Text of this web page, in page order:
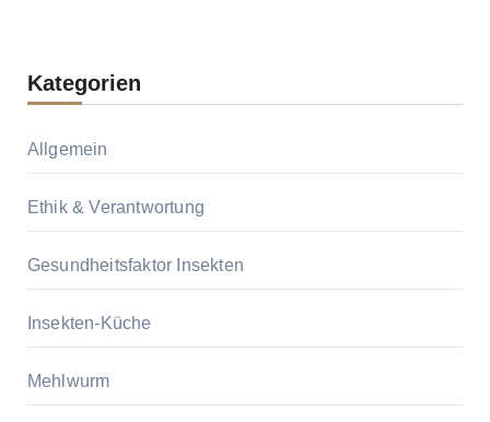
Kategorien
Allgemein
Ethik & Verantwortung
Gesundheitsfaktor Insekten
Insekten-Küche
Mehlwurm